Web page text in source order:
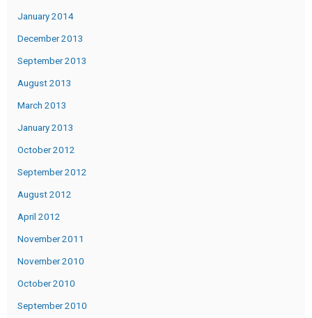
January 2014
December 2013
September 2013
August 2013
March 2013
January 2013
October 2012
September 2012
August 2012
April 2012
November 2011
November 2010
October 2010
September 2010